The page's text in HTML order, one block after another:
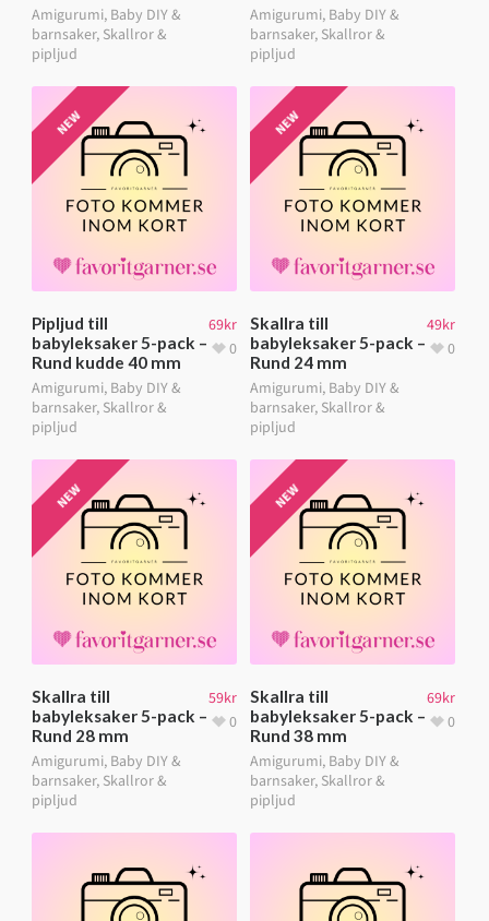
Amigurumi, Baby DIY &
barnsaker, Skallror &
pipljud
Amigurumi, Baby DIY &
barnsaker, Skallror &
pipljud
NEW
Pipljud till
babyleksaker 5-pack –
Rund kudde 40 mm
Amigurumi, Baby DIY &
barnsaker, Skallror &
pipljud
69kr
0
NEW
Skallra till
babyleksaker 5-pack –
Rund 24 mm
Amigurumi, Baby DIY &
barnsaker, Skallror &
pipljud
49kr
0
NEW
Skallra till
babyleksaker 5-pack –
Rund 28 mm
Amigurumi, Baby DIY &
barnsaker, Skallror &
pipljud
59kr
0
NEW
Skallra till
babyleksaker 5-pack –
Rund 38 mm
Amigurumi, Baby DIY &
barnsaker, Skallror &
pipljud
69kr
0